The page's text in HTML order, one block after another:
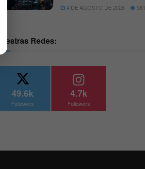
4 DE AGOSTO DE 2026 561
Nuestras Redes:
49.6k
Followers
4.7k
Followers